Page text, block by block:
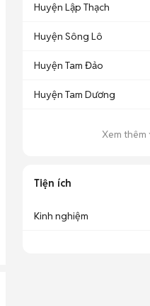
Huyện Lập Thạch
Huyện Sông Lô
Huyện Tam Đảo
Huyện Tam Dương
Xem thêm
Tiện ích
Kinh nghiệm